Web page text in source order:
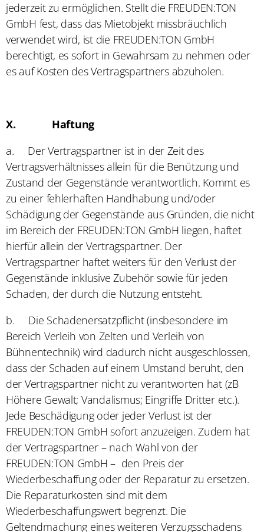
jederzeit zu ermöglichen. Stellt die FREUDEN:TON
GmbH fest, dass das Mietobjekt missbräuchlich
verwendet wird, ist die FREUDEN:TON GmbH
berechtigt, es sofort in Gewahrsam zu nehmen oder
es auf Kosten des Vertragspartners abzuholen.
X.
Haftung
a.
Der Vertragspartner ist in der Zeit des
Vertragsverhältnisses allein für die Benützung und
Zustand der Gegenstände verantwortlich. Kommt es
zu einer fehlerhaften Handhabung und/oder
Schädigung der Gegenstände aus Gründen, die nicht
im Bereich der FREUDEN:TON GmbH liegen, haftet
hierfür allein der Vertragspartner. Der
Vertragspartner haftet weiters für den Verlust der
Gegenstände inklusive Zubehör sowie für jeden
Schaden, der durch die Nutzung entsteht.
b.
Die Schadenersatzpflicht (insbesondere im
Bereich Verleih von Zelten und Verleih von
Bühnentechnik) wird dadurch nicht ausgeschlossen,
dass der Schaden auf einem Umstand beruht, den
der Vertragspartner nicht zu verantworten hat (zB
Höhere Gewalt; Vandalismus; Eingriffe Dritter etc.).
Jede Beschädigung oder jeder Verlust ist der
FREUDEN:TON GmbH sofort anzuzeigen. Zudem hat
der Vertragspartner – nach Wahl von der
FREUDEN:TON GmbH – den Preis der
Wiederbeschaffung oder der Reparatur zu ersetzen.
Die Reparaturkosten sind mit dem
Wiederbeschaffungswert begrenzt. Die
Geltendmachung eines weiteren Verzugsschadens